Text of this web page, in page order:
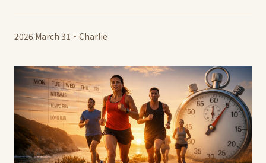
2026 March 31 · Charlie